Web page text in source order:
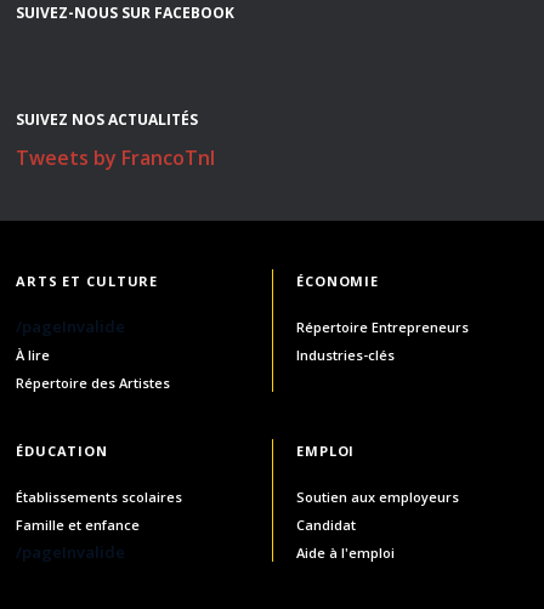
SUIVEZ-NOUS SUR FACEBOOK
SUIVEZ NOS ACTUALITÉS
Tweets by FrancoTnl
ARTS ET CULTURE
/pageInvalide
À lire
Répertoire des Artistes
ÉCONOMIE
Répertoire Entrepreneurs
Industries-clés
ÉDUCATION
Établissements scolaires
Famille et enfance
/pageInvalide
EMPLOI
Soutien aux employeurs
Candidat
Aide à l'emploi